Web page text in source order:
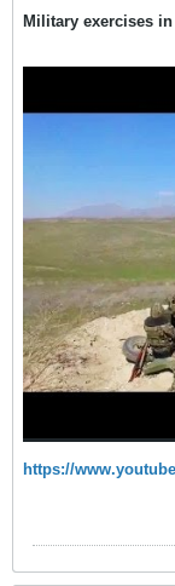
Military exercises
https://